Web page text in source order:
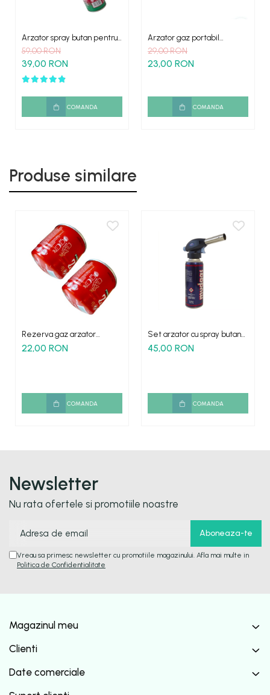
Arzator spray butan pentru
camping
59,00 RON
39,00 RON
COMANDA
Arzator gaz portabil
aprindere piezo FLAME
29,00 RON
23,00 RON
COMANDA
Produse similare
Rezerva gaz arzator
camping butan-propan 190g
22,00 RON
COMANDA
Set arzator cu spray butan
multifunctional
45,00 RON
COMANDA
Newsletter
Nu rata ofertele si promotiile noastre
Vreau sa primesc newsletter cu promotiile magazinului. Afla mai multe in
Politica de Confidentialitate
Magazinul meu
Clienti
Date comerciale